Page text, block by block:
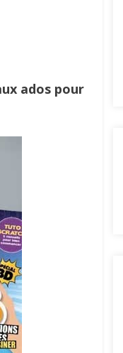
ados pour